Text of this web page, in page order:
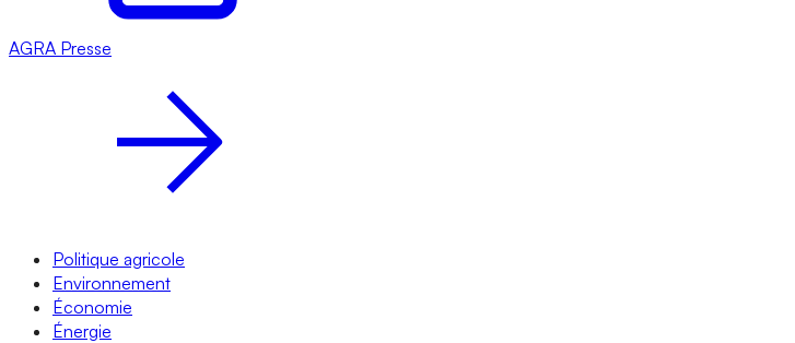
AGRA Presse
Politique agricole
Environnement
Économie
Énergie